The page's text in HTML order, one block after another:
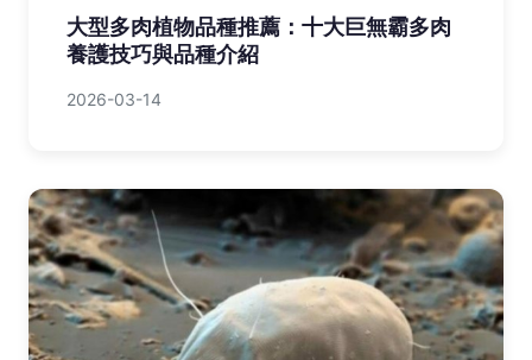
大型多肉植物品種推薦：十大巨無霸多肉
養護技巧與品種介紹
2026-03-14